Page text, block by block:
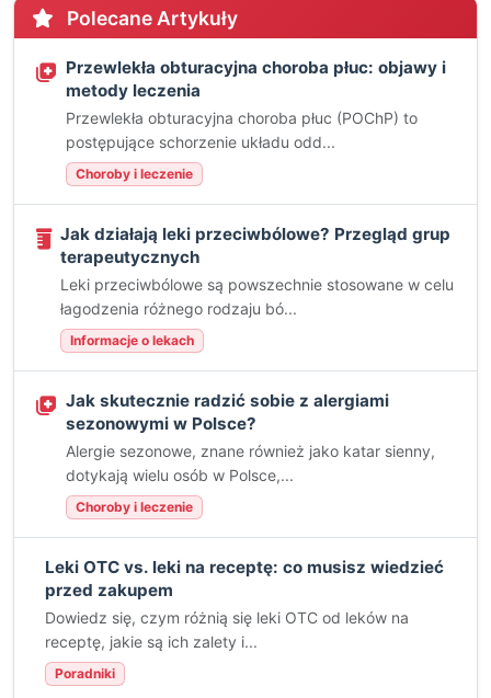
Polecane Artykuły
Przewlekła obturacyjna choroba płuc: objawy i
metody leczenia
Przewlekła obturacyjna choroba płuc (POChP) to
postępujące schorzenie układu odd...
Choroby i leczenie
Jak działają leki przeciwbólowe? Przegląd grup
terapeutycznych
Leki przeciwbólowe są powszechnie stosowane w celu
łagodzenia różnego rodzaju bó...
Informacje o lekach
Jak skutecznie radzić sobie z alergiami
sezonowymi w Polsce?
Alergie sezonowe, znane również jako katar sienny,
dotykają wielu osób w Polsce,...
Choroby i leczenie
Leki OTC vs. leki na receptę: co musisz wiedzieć
przed zakupem
Dowiedz się, czym różnią się leki OTC od leków na
receptę, jakie są ich zalety i...
Poradniki